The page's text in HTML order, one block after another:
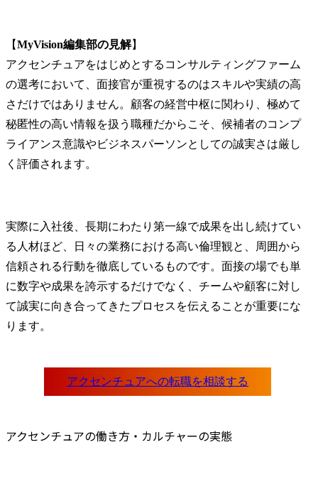
【MyVision編集部の見解】
アクセンチュアをはじめとするコンサルティングファーム
の選考において、面接官が重視するのはスキルや実績の高
さだけではありません。顧客の経営中枢に関わり、極めて
秘匿性の高い情報を扱う職種だからこそ、候補者のコンプ
ライアンス意識やビジネスパーソンとしての誠実さは厳し
く評価されます。
実際に入社後、長期にわたり第一線で成果を出し続けてい
る人材ほど、日々の業務における高い倫理観と、周囲から
信頼される行動を徹底しているものです。面接の場でも単
に数字や成果を誇示するだけでなく、チームや顧客に対し
て誠実に向き合ってきたプロセスを伝えることが重要にな
ります。
アクセンチュアへの転職を相談する
アクセンチュアの働き方・カルチャーの実態